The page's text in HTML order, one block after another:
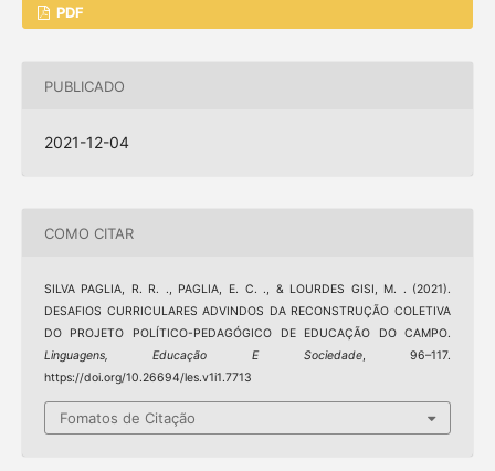
PDF
PUBLICADO
2021-12-04
COMO CITAR
SILVA PAGLIA, R. R. ., PAGLIA, E. C. ., & LOURDES GISI, M. . (2021).
DESAFIOS CURRICULARES ADVINDOS DA RECONSTRUÇÃO COLETIVA
DO PROJETO POLÍTICO-PEDAGÓGICO DE EDUCAÇÃO DO CAMPO.
Linguagens, Educação E Sociedade, 96–117.
https://doi.org/10.26694/les.v1i1.7713
Fomatos de Citação